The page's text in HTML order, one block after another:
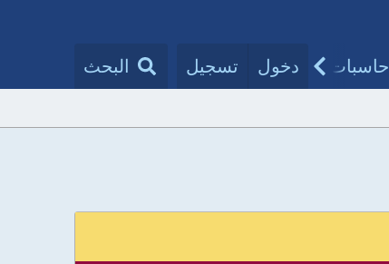
حاسبات طبية مقالات الأطباءدخول تسجيل البحث